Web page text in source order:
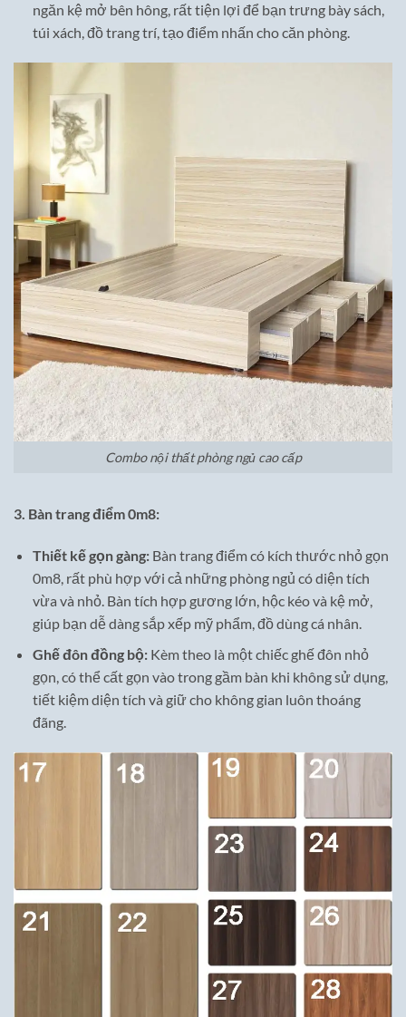
ngăn kệ mở bên hông, rất tiện lợi để bạn trưng bày sách,
túi xách, đồ trang trí, tạo điểm nhấn cho căn phòng.
Combo nội thất phòng ngủ cao cấp
3. Bàn trang điểm 0m8:
Thiết kế gọn gàng:Bàn trang điểm có kích thước nhỏ gọn
0m8, rất phù hợp với cả những phòng ngủ có diện tích
vừa và nhỏ. Bàn tích hợp gương lớn, hộc kéo và kệ mở,
giúp bạn dễ dàng sắp xếp mỹ phẩm, đồ dùng cá nhân.
Ghế đôn đồng bộ:Kèm theo là một chiếc ghế đôn nhỏ
gọn, có thể cất gọn vào trong gầm bàn khi không sử dụng,
tiết kiệm diện tích và giữ cho không gian luôn thoáng
đãng.